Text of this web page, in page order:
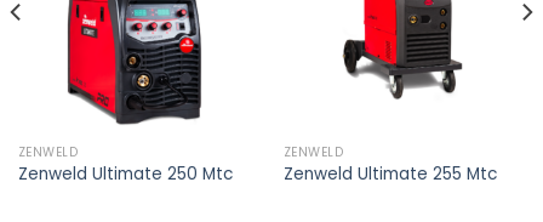
wishlist
ZENWELD
Zenweld Ultimate 250 Mtc
ZENWELD
Zenweld Ultimate 255 Mtc